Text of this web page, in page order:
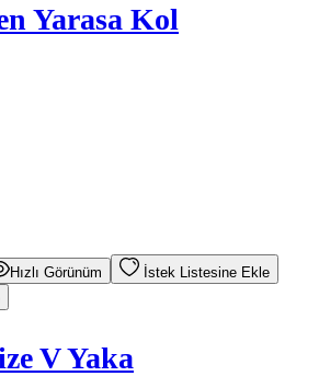
Yarasa Kol
Hızlı Görünüm
İstek Listesine Ekle
V Yaka